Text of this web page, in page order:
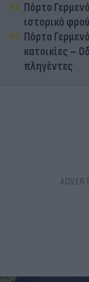
Πόρτο
ιστορικό
Πόρτο
κατοικίες –
πληγέντες